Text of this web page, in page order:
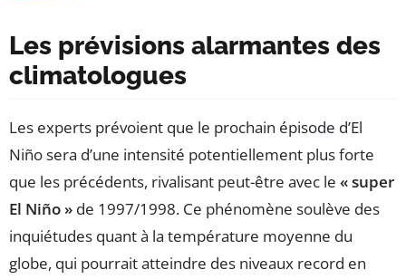
Les prévisions alarmantes des
climatologues
Les experts prévoient que le prochain épisode d’El
Niño sera d’une intensité potentiellement plus forte
que les précédents, rivalisant peut-être avec le « super
El Niño » de 1997/1998. Ce phénomène soulève des
inquiétudes quant à la température moyenne du
globe, qui pourrait atteindre des niveaux record en